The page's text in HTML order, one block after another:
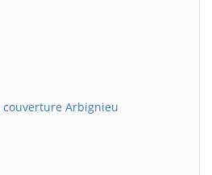
Arbignieu